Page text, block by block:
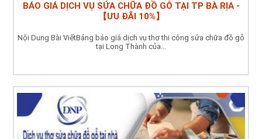
BÁO GIÁ DỊCH VỤ SỬA CHỮA ĐỒ GỖ TẠI TP BÀ RỊA -
【ƯU ĐÃI 10%】
Nội Dung Bài ViếtBảng báo giá dịch vụ thợ thi công sửa chữa đồ gỗ
tại Long Thành của...